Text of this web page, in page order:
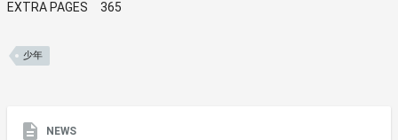
EXTRA PAGES 365
少年
NEWS